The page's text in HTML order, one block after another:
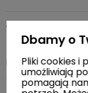
Wielkość ekranu
Rodzaj gniazda
Dbamy o
Pliki cookies i
umożliwiają
pomagają